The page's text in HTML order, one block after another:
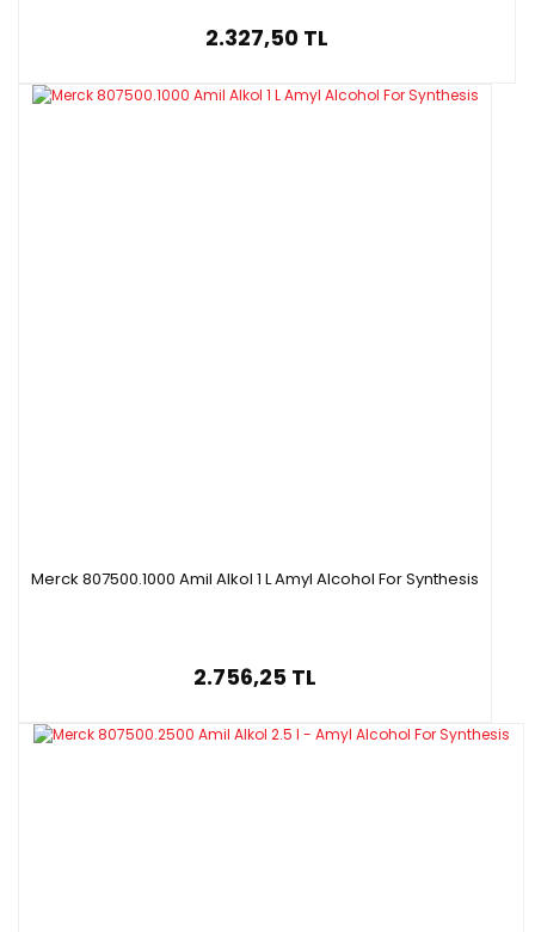
2.327,50 TL
Merck 807500.1000 Amil Alkol 1 L Amyl Alcohol For Synthesis
2.756,25 TL